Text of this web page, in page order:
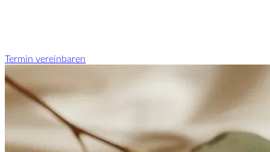
Termin vereinbaren